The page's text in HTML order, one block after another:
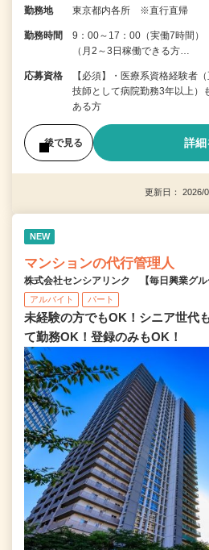
勤務地 東京都内各所 ※直行直帰
勤務時間
9：00～17：00（実働7時間
（月2～3日稼働できる方…
応募資格
【必須】・医療系資格経験者
技師として病院勤務3年以上）
ある方
後で見る 詳細
更新日：
NEW
マンションの代行管理人
株式会社センシアリンク 【毎日興業グル
アルバイト パート
未経験の方でもOK！シニア世代
て勤務OK！登録のみもOK！